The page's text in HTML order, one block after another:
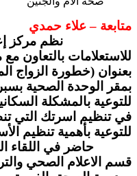
متابعة – علاء حمدي
نظم مركز إعلام
للاستعلامات بالتعاون مع
بعنوان (خطورة الزواج
بمقر الوحدة الصحية
للتوعية بالمشكلة
في تنظيم اسرتك التي
للتوعية بأهمية تنظيم
حاضر في اللقاء
قسم الاعلام الصحي